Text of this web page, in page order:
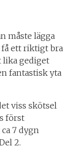
måste lägga
få ett riktigt bra
lika gediget
fantastisk yta
viss skötsel
först
7 dygn
2.